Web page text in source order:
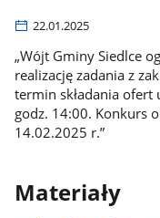
22.01.2025
„Wójt Gminy Siedlce
realizację zadania z
termin składania ofert
godz. 14:00. Konkurs
14.02.2025 r.”
Materiały